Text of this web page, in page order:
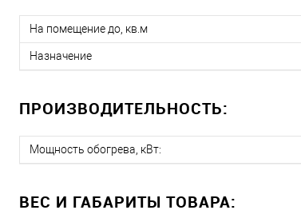
На помещение до, кв.м
Назначение
ПРОИЗВОДИТЕЛЬНОСТЬ:
Мощность обогрева, кВт:
ВЕС И ГАБАРИТЫ ТОВАРА: